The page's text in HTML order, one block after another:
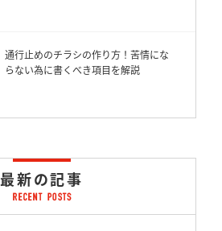
通行止めのチラシの作り方！苦情にな
らない為に書くべき項目を解説
最新の記事